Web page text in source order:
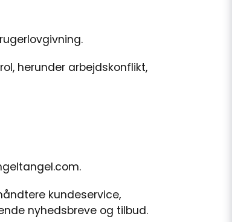
herunder arbejdskonflikt,
kundeservice,
nyhedsbreve og tilbud.